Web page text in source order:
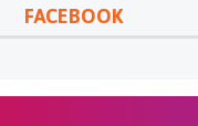
FACEBOOK